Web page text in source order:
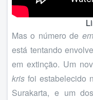
Mas o número de
está tentando
em extinção. Um
kris foi estabelecido
Surakarta, e um